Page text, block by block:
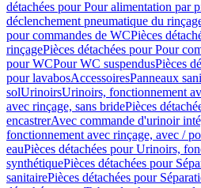
détachées pour Pour alimentation par
déclenchement pneumatique du
pour commandes de WCPièces
rinçagePièces détachées pour Pour
pour WCPour WC suspendusPièces
pour lavabosAccessoiresPanneaux
solUrinoirsUrinoirs, fonctionnement
avec rinçage, sans bridePièces
encastrerAvec commande d'urinoir
fonctionnement avec rinçage, avec /
eauPièces détachées pour Urinoirs,
synthétiquePièces détachées pour
sanitairePièces détachées pour